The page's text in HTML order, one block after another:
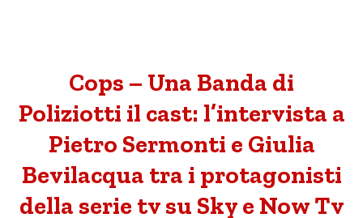
Cops – Una Banda di
Poliziotti il cast: l’intervista a
Pietro Sermonti e Giulia
Bevilacqua tra i protagonisti
della serie tv su Sky e Now Tv